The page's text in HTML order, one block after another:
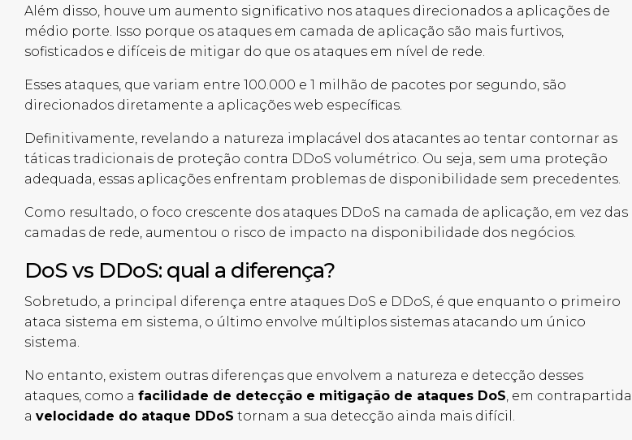
Além disso, houve um aumento significativo nos ataques direcionados a aplicações de
médio porte. Isso porque os ataques em camada de aplicação são mais furtivos,
sofisticados e difíceis de mitigar do que os ataques em nível de rede.
Esses ataques, que variam entre 100.000 e 1 milhão de pacotes por segundo, são
direcionados diretamente a aplicações web específicas.
Definitivamente, revelando a natureza implacável dos atacantes ao tentar contornar as
táticas tradicionais de proteção contra DDoS volumétrico. Ou seja, sem uma proteção
adequada, essas aplicações enfrentam problemas de disponibilidade sem precedentes.
Como resultado, o foco crescente dos ataques DDoS na camada de aplicação, em vez das
camadas de rede, aumentou o risco de impacto na disponibilidade dos negócios.
DoSvs DDoS: qual a diferença?
Sobretudo, a principal diferença entre ataques DoS e DDoS, é que enquanto o primeiro
ataca sistema em sistema, o último envolve múltiplos sistemas atacando um único
sistema.
No entanto, existem outras diferenças que envolvem a natureza e detecção desses
ataques, como a facilidade de detecção e mitigação de ataques DoS , em contrapartida
a velocidade do ataque DDoS tornam a sua detecção ainda mais difícil.